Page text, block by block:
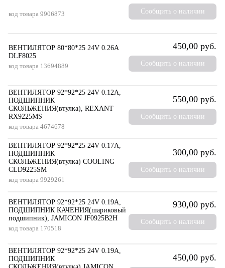
код товара 9906873 Сообщить о наличии
ВЕНТИЛЯТОР 80*80*25 24V 0.26A
DLF8025
код товара 13694889
450,00 руб.
Сообщить о наличии
ВЕНТИЛЯТОР 92*92*25 24V 0.12A,
ПОДШИПНИК
СКОЛЬЖЕНИЯ(втулка), REXANT
RX9225MS
код товара 4674678
550,00 руб.
Сообщить о наличии
ВЕНТИЛЯТОР 92*92*25 24V 0.17A,
ПОДШИПНИК
СКОЛЬЖЕНИЯ(втулка) COOLING
CLD9225SM
код товара 9929261
300,00 руб.
Сообщить о наличии
ВЕНТИЛЯТОР 92*92*25 24V 0.19A,
ПОДШИПНИК КАЧЕНИЯ(шариковый
подшипник), JAMICON JF0925B2H
код товара 170518
930,00 руб.
Сообщить о наличии
ВЕНТИЛЯТОР 92*92*25 24V 0.19A,
ПОДШИПНИК
450,00 руб.